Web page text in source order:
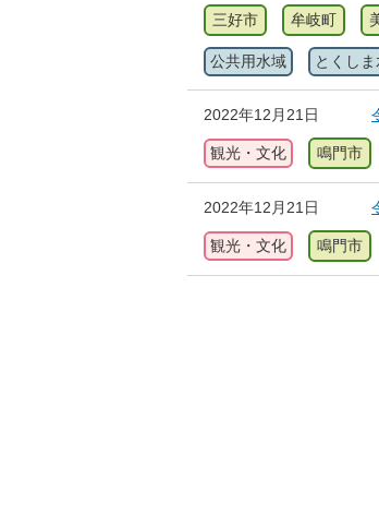
三好市 牟岐町
公共用水域 とくし
2022年12月21日
観光・文化 鳴門市
2022年12月21日
観光・文化 鳴門市